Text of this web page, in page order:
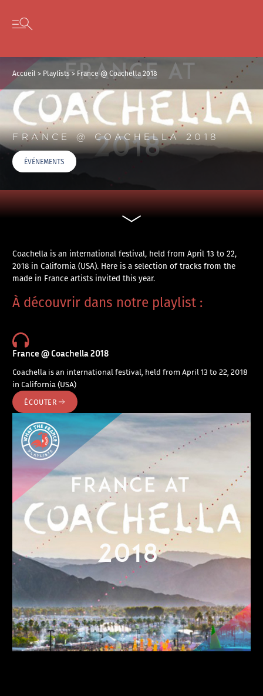
Skip to content
Open secondary menu
Accueil > Playlists > France @ Coachella 2018
FRANCE @ COACHELLA 2018
ÉVÉNEMENTS
Coachella is an international festival, held from April 13 to 22,
2018 in California (USA). Here is a selection of tracks from the
made in France artists invited this year.
À découvrir dans notre playlist :
France @ Coachella 2018
Coachella is an international festival, held from April 13 to 22, 2018
in California (USA)
ÉCOUTER